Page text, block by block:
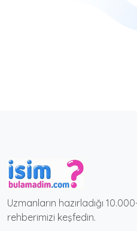
Uzmanların hazırladığı
rehberimizi keşfedin.